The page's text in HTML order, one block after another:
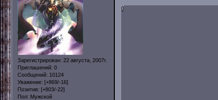
Зарегистрирован: 22 августа, 2007г.
Приглашений: 0
Сообщений: 10124
Уважение: [+869/-16]
Позитив: [+803/-22]
Пол: Мужской
0